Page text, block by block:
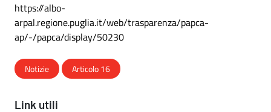
https://albo-
arpal.regione.puglia.it/web/trasparenza/papca-
ap/-/papca/display/50230
Notizie Articolo 16
Link utili